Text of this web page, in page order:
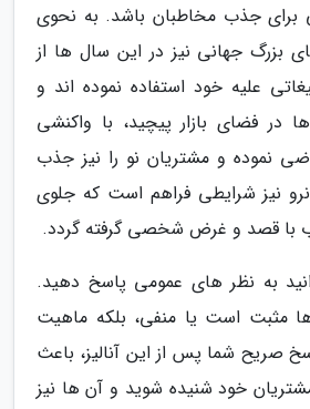
برای جذب مخاطبان باشد. به نحوی
بزرگ جهانی نیز در این سال ها از
علیه خود استفاده نموده اند و
در فضای بازار پیچید، با واکنشی
نموده و مشتریان نو را نیز جذب
نیز شرایطی فراهم است که جلوی
با قصد و غرض شخصی گرفته گردد.
به نظر های عمومی پاسخ دهید.
مثبت است یا منفی، بلکه ماهیت
صریح شما پس از این آنالیز، باعث
خود شنیده شوید و آن ها نیز